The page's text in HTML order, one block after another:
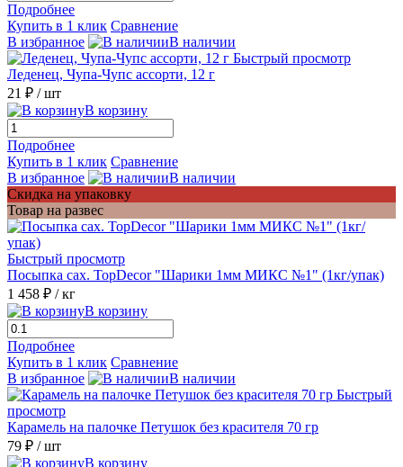
Подробнее
Купить в 1 клик Сравнение
В избранное
В наличии
Быстрый просмотр
Леденец, Чупа-Чупс ассорти, 12 г
21 ₽ / шт
В корзину
Подробнее
Купить в 1 клик Сравнение
В избранное
В наличии
Скидка на упаковку
Товар на развес
Быстрый просмотр
Посыпка сах. TopDecor "Шарики 1мм МИКС №1" (1кг/упак)
1 458 ₽ / кг
В корзину
Подробнее
Купить в 1 клик Сравнение
В избранное
В наличии
Быстрый
просмотр
Карамель на палочке Петушок без красителя 70 гр
79 ₽ / шт
В корзину